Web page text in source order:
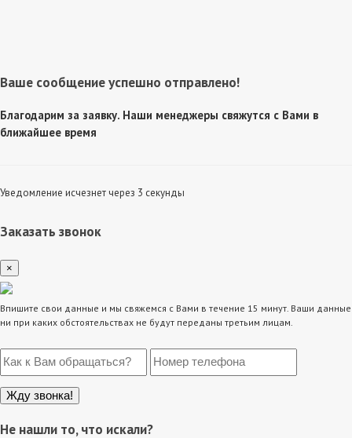
Ваше сообщение успешно отправлено!
Благодарим за заявку. Наши менеджеры свяжутся с Вами в
ближайшее время
Уведомление исчезнет через 3 секунды
Заказать звонок
×
Впишите свои данные и мы свяжемся с Вами в течение 15 минут. Ваши данные
ни при каких обстоятельствах не будут переданы третьим лицам.
Не нашли то, что искали?